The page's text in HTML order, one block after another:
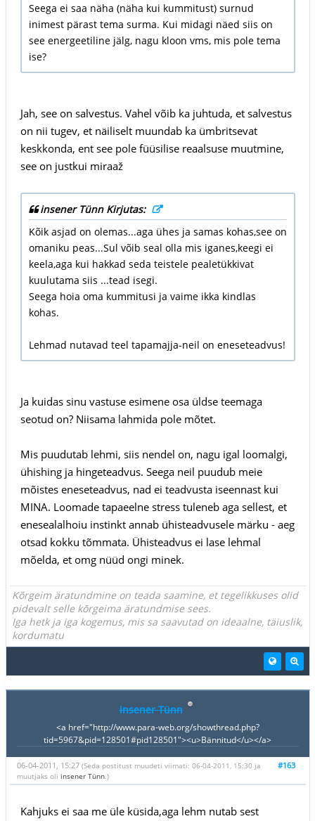
Seega ei saa näha (näha kui kummitust) surnud
inimest pärast tema surma. Kui midagi näed siis on
see energeetiline jälg, nagu kloon vms, mis pole tema
ise?
Jah, see on salvestus. Vahel võib ka juhtuda, et salvestus
on nii tugev, et näiliselt muundab ka ümbritsevat
keskkonda, ent see pole füüsilise reaalsuse muutmine,
see on justkui miraaž
insener Tünn Kirjutas:
Kõik asjad on olemas...aga ühes ja samas kohas,see on
omaniku peas...Sul võib seal olla mis iganes,keegi ei
keela,aga kui hakkad seda teistele pealetükkivat
kuulutama siis ...tead isegi.
Seega hoia oma kummitusi ja vaime ikka kindlas
kohas.
Lehmad nutavad teel tapamajja-neil on eneseteadvus!
Ja kuidas sinu vastuse esimene osa üldse teemaga
seotud on? Niisama lahmida pole mõtet.
Mis puudutab lehmi, siis nendel on, nagu igal loomalgi,
ühishing ja hingeteadvus. Seega neil puudub meie
mõistes eneseteadvus, nad ei teadvusta iseennast kui
MINA. Loomade tapaeelne stress tuleneb aga sellest, et
enesealalhoiu instinkt annab ühisteadvusele märku - aeg
otsad kokku tõmmata. Ühisteadvus ei lase lehmal
mõelda, et omg nüüd ongi minek.
Kõrgeim äratundmine on teada saamine, et tegelikkuses olid
pidevalt selle kõrgeima äratundmise sees.
Iga hetk ja iga kogemus, mis sa saavutad on ideaalne, täiuslik,
kordumatu
insener Tünn
<a href="http://www.para-web.org/showthread.php?
tid=5967&pid=128501#pid128501"><u>Bännitud</u></a>
#163
06-04-2011, 15:27 (Seda postitust muudeti viimati: 06-04-2011, 15:30 ja
muutjaks oli insener Tünn.)
Kahjuks ei saa me üle küsida,aga lehm nutab sest